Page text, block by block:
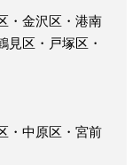
・金沢区・港南
見区・戸塚区・
・中原区・宮前